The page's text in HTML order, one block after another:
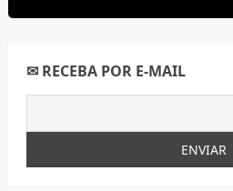
✉ RECEBA POR E-MAIL